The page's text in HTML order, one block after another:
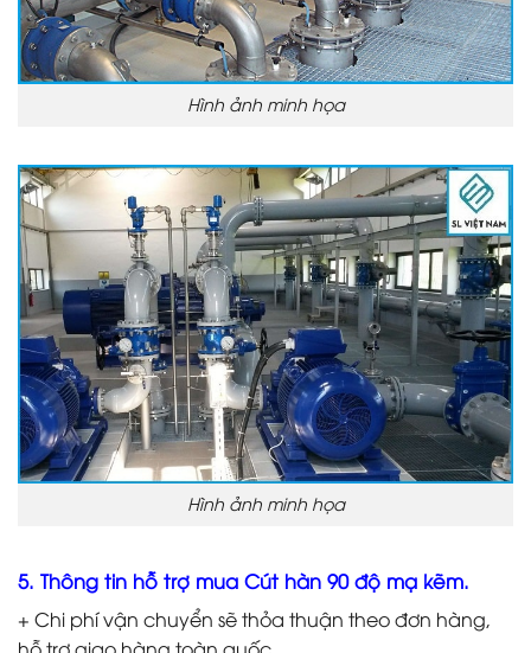
Hình ảnh minh họa
Hình ảnh minh họa
5. Thông tin hỗ trợ mua Cút hàn 90 độ mạ kẽm.
+ Chi phí vận chuyển sẽ thỏa thuận theo đơn hàng,